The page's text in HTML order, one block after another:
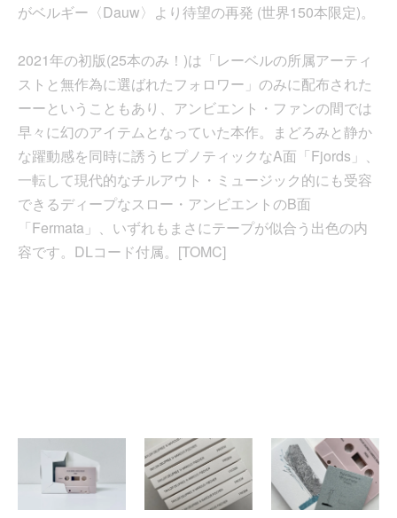
がベルギー〈Dauw〉より待望の再発 (世界150本限定)。
2021年の初版(25本のみ！)は「レーベルの所属アーティ
ストと無作為に選ばれたフォロワー」のみに配布された
ーーということもあり、アンビエント・ファンの間では
早々に幻のアイテムとなっていた本作。まどろみと静か
な躍動感を同時に誘うヒプノティックなA面「Fjords」、
一転して現代的なチルアウト・ミュージック的にも受容
できるディープなスロー・アンビエントのB面
「Fermata」、いずれもまさにテープが似合う出色の内
容です。DLコード付属。[TOMC]